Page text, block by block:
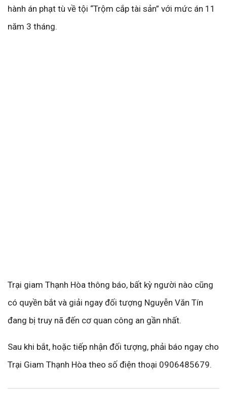
hành án phạt tù về tội “Trộm cắp tài sản” với mức án 11
năm 3 tháng.
Trại giam Thạnh Hòa thông báo, bất kỳ người nào cũng
có quyền bắt và giải ngay đối tượng Nguyễn Văn Tín
đang bị truy nã đến cơ quan công an gần nhất.
Sau khi bắt, hoặc tiếp nhận đối tượng, phải báo ngay cho
Trại Giam Thạnh Hòa theo số điện thoại 0906485679.